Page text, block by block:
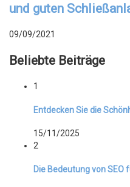
und guten
09/09/2021
Beliebte Beiträge
1
Entdecken Sie die
15/11/2025
2
Die Bedeutung von SEO